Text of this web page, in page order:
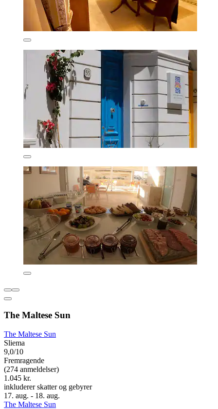
The Maltese Sun
The Maltese Sun
Sliema
9,0/10
Fremragende
(274 anmeldelser)
1.045 kr.
inkluderer skatter og gebyrer
17. aug. - 18. aug.
The Maltese Sun